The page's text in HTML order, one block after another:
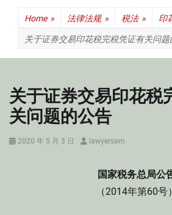
Home » 法律法规 » 税法 » 印
关于证券交易印花税完税凭证有关问题
关于证券交易印花税
关问题的公告
Posted
2020 年 5 月 3 日 Authorlawyersam
国家税务总局公
（2014年第60号）